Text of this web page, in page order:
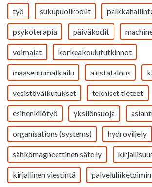
työ sukupuoliroolit
psykoterapia päiväkodit
voimalat korkeakoulututkinnot
maaseutumatkailu alustatalous
vesistövaikutukset tekniset tieteet
esihenkilötyö yksilönsuoja
organisations (systems) hydroviljely
sähkömagneettinen säteily
kirjallinen viestintä